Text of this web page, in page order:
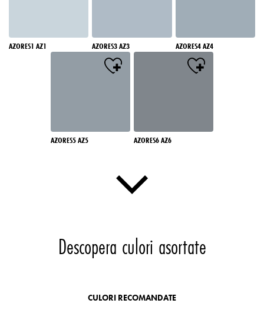
AZORES1 AZ1 AZORES3 AZ3 AZORES4 AZ4
AZORES5 AZ5 AZORES6 AZ6
Descopera culori asortate
CULORI RECOMANDATE